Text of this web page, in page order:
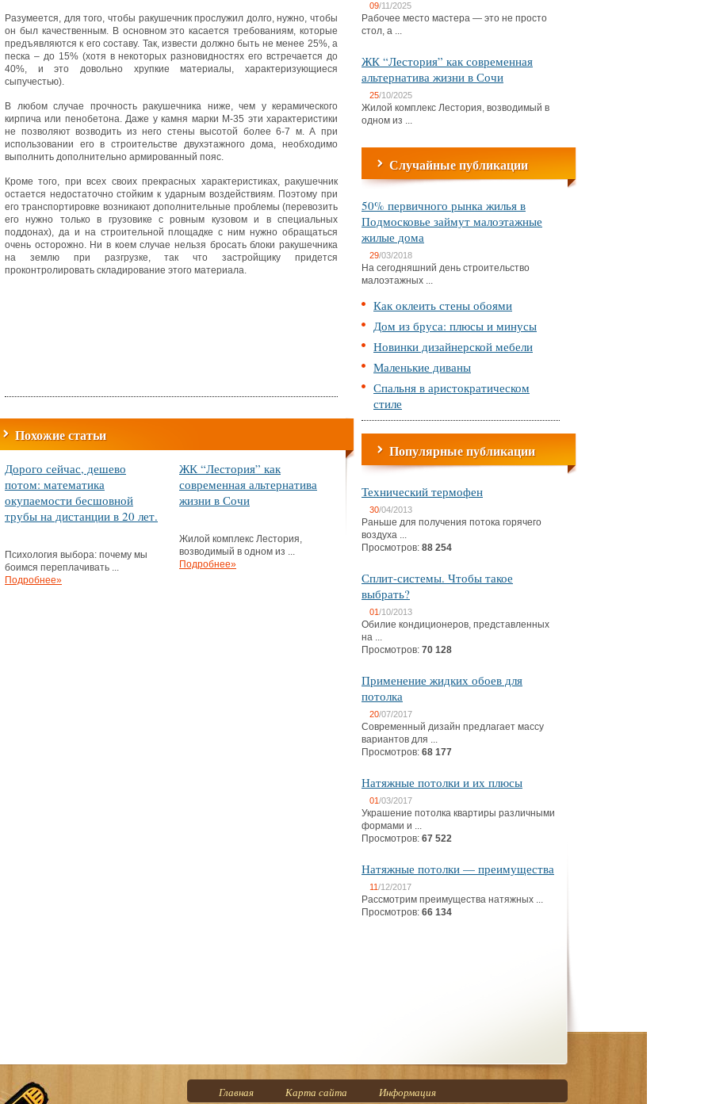
Разумеется, для того, чтобы ракушечник прослужил долго, нужно, чтобы
он был качественным. В основном это касается требованиям, которые
предъявляются к его составу. Так, извести должно быть не менее 25%, а
песка – до 15% (хотя в некоторых разновидностях его встречается до
40%, и это довольно хрупкие материалы, характеризующиеся
сыпучестью).
В любом случае прочность ракушечника ниже, чем у керамического
кирпича или пенобетона. Даже у камня марки М-35 эти характеристики
не позволяют возводить из него стены высотой более 6-7 м. А при
использовании его в строительстве двухэтажного дома, необходимо
выполнить дополнительно армированный пояс.
Кроме того, при всех своих прекрасных характеристиках, ракушечник
остается недостаточно стойким к ударным воздействиям. Поэтому при
его транспортировке возникают дополнительные проблемы (перевозить
его нужно только в грузовике с ровным кузовом и в специальных
поддонах), да и на строительной площадке с ним нужно обращаться
очень осторожно. Ни в коем случае нельзя бросать блоки ракушечника
на землю при разгрузке, так что застройщику придется
проконтролировать складирование этого материала.
Похожие статьи
Дорого сейчас, дешево
потом: математика
окупаемости бесшовной
трубы на дистанции в 20 лет.
Психология выбора: почему мы
боимся переплачивать ...
Подробнее»
ЖК “Лестория” как
современная альтернатива
жизни в Сочи
Жилой комплекс Лестория,
возводимый в одном из ...
Подробнее»
09/11/2025
Рабочее место мастера — это не просто
стол, а ...
ЖК “Лестория” как современная
альтернатива жизни в Сочи
25/10/2025
Жилой комплекс Лестория, возводимый в
одном из ...
Случайные публикации
50% первичного рынка жилья в
Подмосковье займут малоэтажные
жилые дома
29/03/2018
На сегодняшний день строительство
малоэтажных ...
Как оклеить стены обоями
Дом из бруса: плюсы и минусы
Новинки дизайнерской мебели
Маленькие диваны
Спальня в аристократическом
стиле
Популярные публикации
Технический термофен
30/04/2013
Раньше для получения потока горячего
воздуха ...
Просмотров: 88 254
Сплит-системы. Чтобы такое
выбрать?
01/10/2013
Обилие кондиционеров, представленных
на ...
Просмотров: 70 128
Применение жидких обоев для
потолка
20/07/2017
Современный дизайн предлагает массу
вариантов для ...
Просмотров: 68 177
Натяжные потолки и их плюсы
01/03/2017
Украшение потолка квартиры различными
формами и ...
Просмотров: 67 522
Натяжные потолки — преимущества
11/12/2017
Рассмотрим преимущества натяжных ...
Просмотров: 66 134
Главная Карта сайта Информация